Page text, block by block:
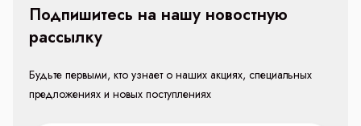
Подпишитесь на нашу новостную
рассылку
Будьте первыми, кто узнает о наших акциях, специальных
предложениях и новых поступлениях